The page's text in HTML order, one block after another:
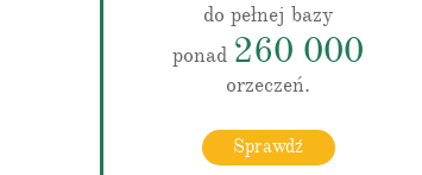
do pełnej bazy
ponad 260 000
orzeczeń.
Sprawdź